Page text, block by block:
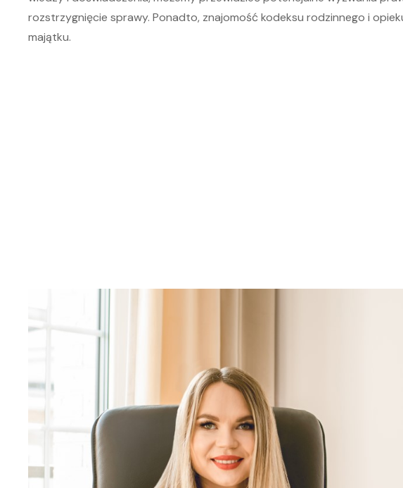
rozstrzygnięcie sprawy. Ponadto, znajomość kodeksu rodzinnego i
majątku.